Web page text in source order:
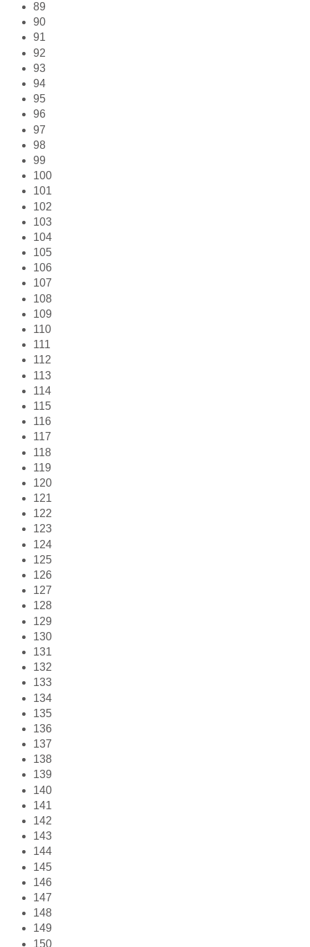
89
90
91
92
93
94
95
96
97
98
99
100
101
102
103
104
105
106
107
108
109
110
111
112
113
114
115
116
117
118
119
120
121
122
123
124
125
126
127
128
129
130
131
132
133
134
135
136
137
138
139
140
141
142
143
144
145
146
147
148
149
150